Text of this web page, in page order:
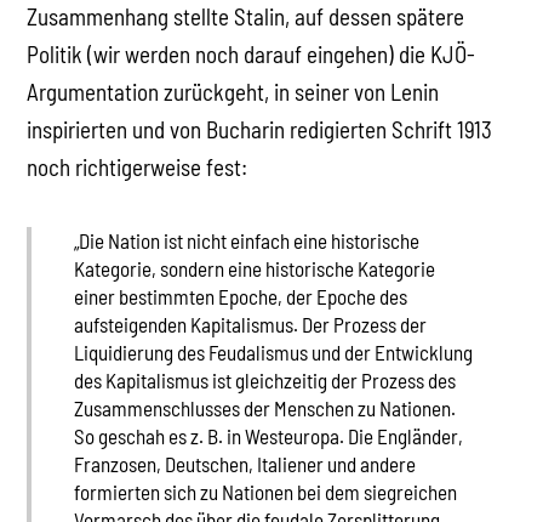
Zusammenhang stellte Stalin, auf dessen spätere
Politik (wir werden noch darauf eingehen) die KJÖ-
Argumentation zurückgeht, in seiner von Lenin
inspirierten und von Bucharin redigierten Schrift 1913
noch richtigerweise fest:
„Die Nation ist nicht einfach eine historische
Kategorie, sondern eine historische Kategorie
einer bestimmten Epoche, der Epoche des
aufsteigenden Kapitalismus. Der Prozess der
Liquidierung des Feudalismus und der Entwicklung
des Kapitalismus ist gleichzeitig der Prozess des
Zusammenschlusses der Menschen zu Nationen.
So geschah es z. B. in Westeuropa. Die Engländer,
Franzosen, Deutschen, Italiener und andere
formierten sich zu Nationen bei dem siegreichen